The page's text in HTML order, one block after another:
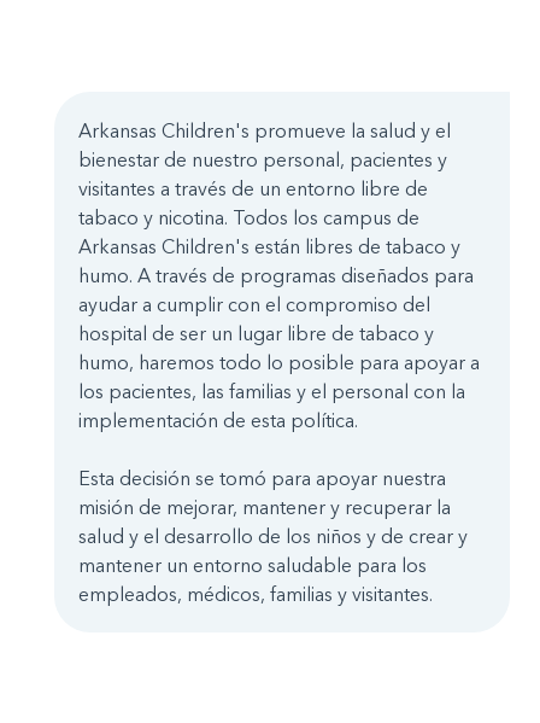
Arkansas Children's promueve la salud y el
bienestar de nuestro personal, pacientes y
visitantes a través de un entorno libre de
tabaco y nicotina. Todos los campus de
Arkansas Children's están libres de tabaco y
humo. A través de programas diseñados para
ayudar a cumplir con el compromiso del
hospital de ser un lugar libre de tabaco y
humo, haremos todo lo posible para apoyar a
los pacientes, las familias y el personal con la
implementación de esta política.
Esta decisión se tomó para apoyar nuestra
misión de mejorar, mantener y recuperar la
salud y el desarrollo de los niños y de crear y
mantener un entorno saludable para los
empleados, médicos, familias y visitantes.